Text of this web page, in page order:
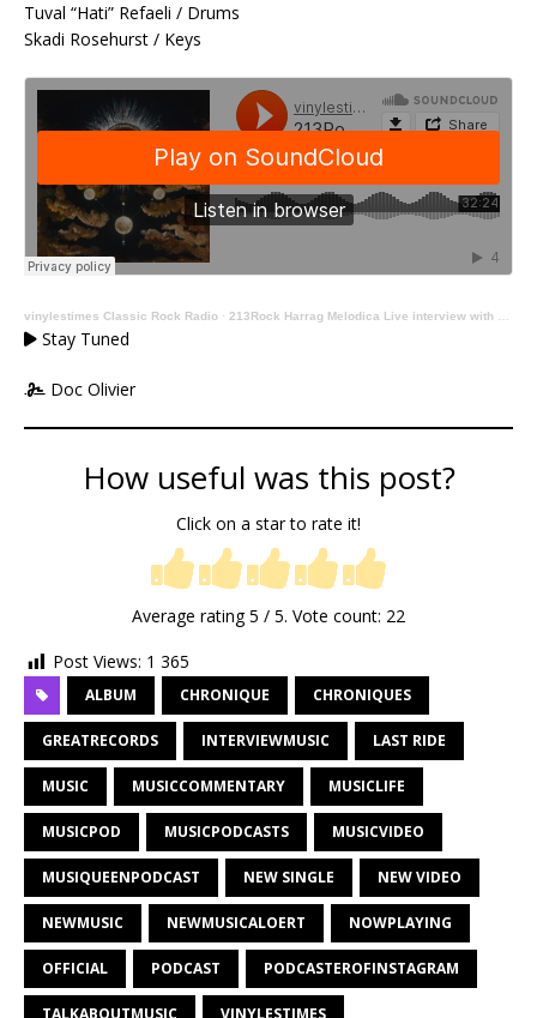
Tuval “Hati” Refaeli / Drums
Skadi Rosehurst / Keys
vinylestimes Classic Rock Radio · 213Rock Harrag Melodica Live interview with Rene Berthiaume of Equilibrium 23 10 2025 on Vinylestimes Classic Rock Radio
Stay Tuned
Doc Olivier
How useful was this post?
Click on a star to rate it!
Average rating5 / 5. Vote count: 22
Post Views: 1 365
ALBUM CHRONIQUE CHRONIQUES
GREATRECORDS INTERVIEWMUSIC LAST RIDE
MUSIC MUSICCOMMENTARY MUSICLIFE
MUSICPOD MUSICPODCASTS MUSICVIDEO
MUSIQUEENPODCAST NEW SINGLE NEW VIDEO
NEWMUSIC NEWMUSICALOERT NOWPLAYING
OFFICIAL PODCAST PODCASTEROFINSTAGRAM
TALKABOUTMUSIC VINYLESTIMES